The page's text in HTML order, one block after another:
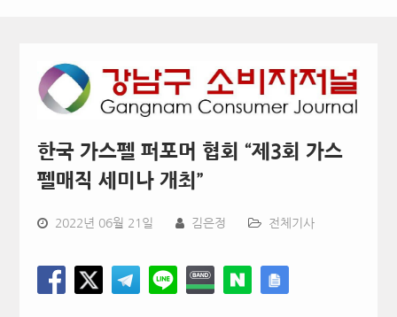
한국 가스펠 퍼포머 협회 “제3회 가스
펠매직 세미나 개최”
2022년 06월 21일 김은정 전체기사